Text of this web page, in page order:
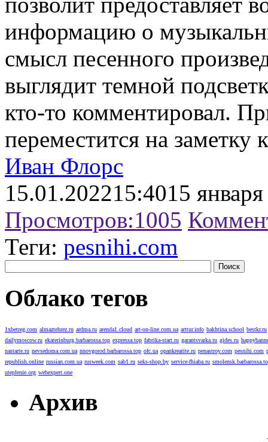
информацию о
смысл песенного
выглядит темной
кто-то комментировал.
переместится на заметку
Иван Флорс
15.01.202215:4015
Просмотров:1005
Теги: pesnihi.com
Облако тегов
1xbetreg.com almaztehrez.ru ardma.ru arenda1.cloud art-on-line.com.ua arttur.info bakhtina.school bestkr.ru
dailymoscow.ru ekaterinburg.barbarossa.top expressa.top fabrika-start.ru garantsvarka.ru gides.ru
nastarte.ru nevsedoma.com.ua nnovgorod.barbarossa.top ofc.ua opankreatite.ru penastroy.com pesnihi.com
republish.online russian.com.ua rusweek.com sab1.ru seks-shop.by service-fhiaba.ru
uteplenie.org webexpert.one
Архив